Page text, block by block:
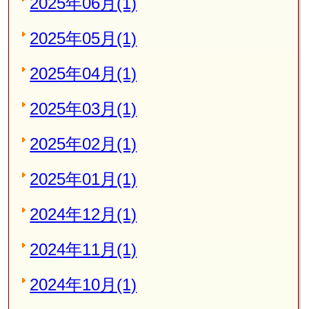
2025年05月(1)
2025年04月(1)
2025年03月(1)
2025年02月(1)
2025年01月(1)
2024年12月(1)
2024年11月(1)
2024年10月(1)